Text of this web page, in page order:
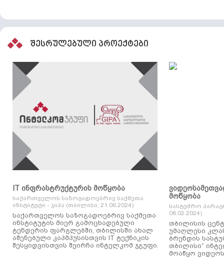
შესრულებული პროექტები
IT ინფრასტრუქტურის მოწყობა
საქართველოს საზოგადოებრივ საქმეთა
ინსტიტუტი - ჯიპა (თბილისი, 21.06.2024)
საქართველოს საზოგადოებრივ საქმეთა
ინსტიტუტის მიერ გამოცხადებული
ტენდერის ფარგლებში, თბილისში ახალ
აშენებული კაპმპუსისთვის IT ტექნიკის
შესყიდვისთვის შეირჩა ინტელკომ ჯგუფი.
მოწყობა
სასტუმრო
08.02.2024)
თბილისის
უმაღლესი
ბრენდის
თბილისი“
მოაწყო